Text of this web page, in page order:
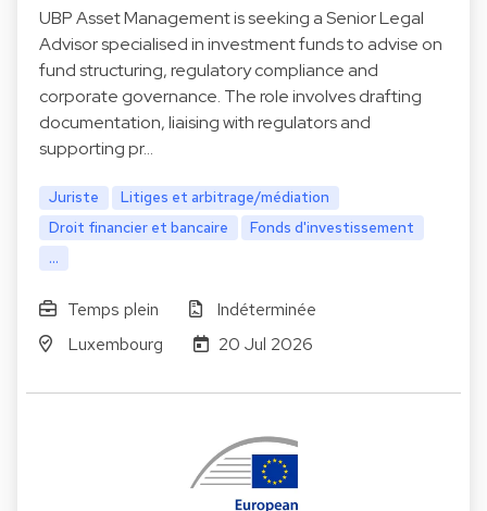
UBP Asset Management is seeking a Senior Legal
Advisor specialised in investment funds to advise on
fund structuring, regulatory compliance and
corporate governance. The role involves drafting
documentation, liaising with regulators and
supporting pr…
Juriste
Litiges et arbitrage/médiation
Droit financier et bancaire
Fonds d'investissement
...
Temps plein
Indéterminée
Luxembourg
20 Jul 2026